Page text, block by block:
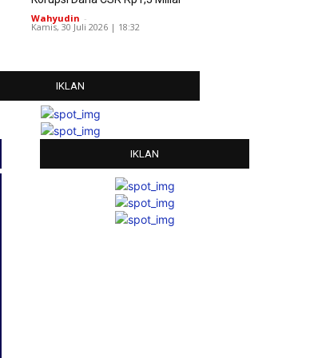
Wahyudin -
Kamis, 30 Juli 2026 | 18:32
IKLAN
IKLAN